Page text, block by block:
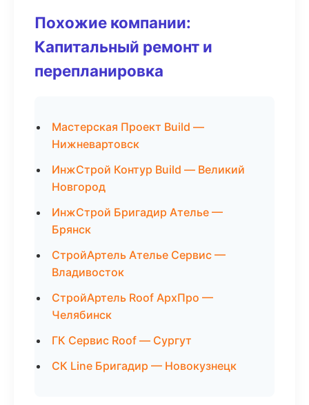
Похожие компании:
Капитальный ремонт и
перепланировка
Мастерская Проект Build —
Нижневартовск
ИнжСтрой Контур Build — Великий
Новгород
ИнжСтрой Бригадир Ателье —
Брянск
СтройАртель Ателье Сервис —
Владивосток
СтройАртель Roof АрхПро —
Челябинск
ГК Сервис Roof — Сургут
СК Line Бригадир — Новокузнецк